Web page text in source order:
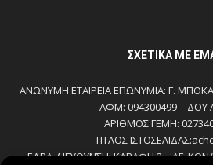
ΣΧΕΤΙΚΆ ΜΕ
ΑΝΩΝΥΜΗ ΕΤΑΙΡΕΙΑ ΕΠΩΝΥΜΙΑ: Γ.
ΑΦΜ: 094300499 – ΔΟΥ
ΑΡΙΘΜΟΣ ΓΕΜΗ:
ΤΙΤΛΟΣ
ΕΔΡΑ-ΔΙΕΥΘΥΝΣΗ: ΚΑΒΑΦΗ 2 – ΑΓ. ΚΩΝ/